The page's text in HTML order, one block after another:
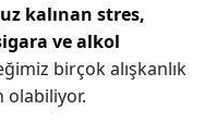
kalınan stres,
ve alkol
birçok alışkanlık
olabiliyor.